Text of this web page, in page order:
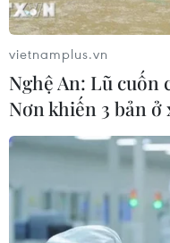
Nét quê mộc
phường Vị Thanh
phố Cần Thơ
05/08/2026 02:00
Điểm hẹn ngắm
Canada
05/08/2026 01:08
vietnamplus.vn
Nghệ An: Lũ cuốn
Nơn khiến 3 bản ở